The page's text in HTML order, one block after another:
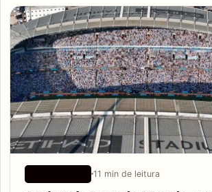
Articles
11 min de leitura